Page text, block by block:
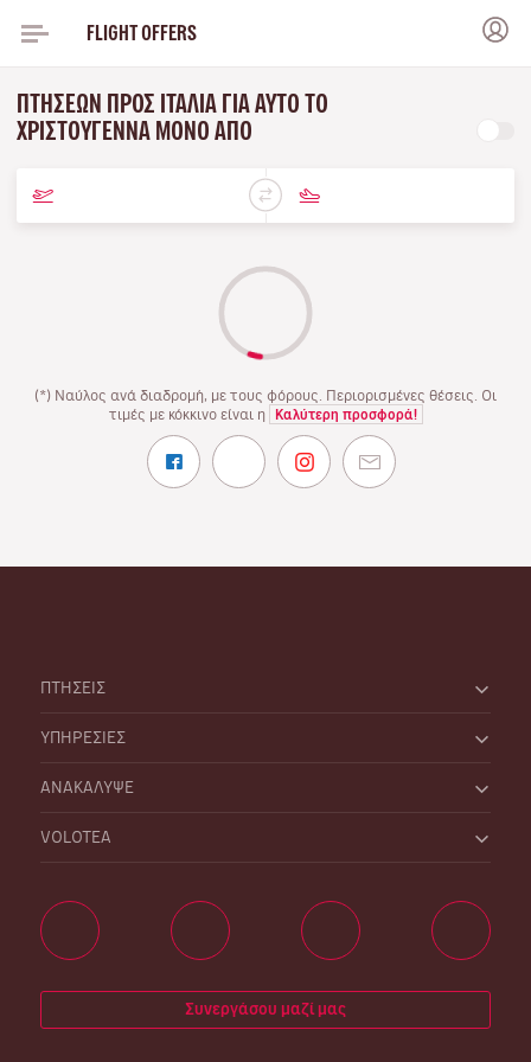
FLIGHT OFFERS
ΠΤΉΣΕΩΝ ΠΡΟΣ ΙΤΑΛΊΑ ΓΙΑ ΑΥΤΌ ΤΟ
ΧΡΙΣΤΟΎΓΕΝΝΑ ΜΌΝΟ ΑΠΌ
(*) Ναύλος ανά διαδρομή, με τους φόρους. Περιορισμένες θέσεις. Οι
τιμές με κόκκινο είναι η
Καλύτερη προσφορά!
ΠΤΗΣΕΙΣ
ΥΠΗΡΕΣΙΕΣ
ΑΝΑΚΑΛΥΨΕ
VOLOTEA
Συνεργάσου μαζί μας